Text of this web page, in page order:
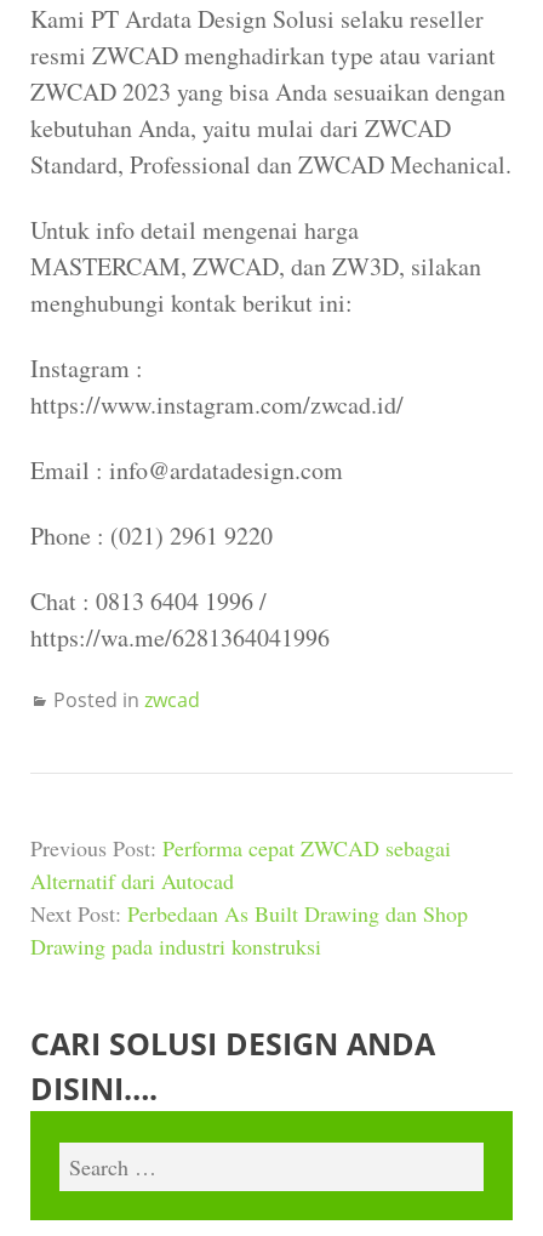
Kami PT Ardata Design Solusi selaku reseller
resmi ZWCAD menghadirkan type atau variant
ZWCAD 2023 yang bisa Anda sesuaikan dengan
kebutuhan Anda, yaitu mulai dari ZWCAD
Standard, Professional dan ZWCAD Mechanical.
Untuk info detail mengenai harga
MASTERCAM, ZWCAD, dan ZW3D, silakan
menghubungi kontak berikut ini:
Instagram :
https://www.instagram.com/zwcad.id/
Email : info@ardatadesign.com
Phone : (021) 2961 9220
Chat : 0813 6404 1996 /
https://wa.me/6281364041996
Posted in zwcad
Previous Post: Performa cepat ZWCAD sebagai
Alternatif dari Autocad
Next Post: Perbedaan As Built Drawing dan Shop
Drawing pada industri konstruksi
CARI SOLUSI DESIGN ANDA
DISINI….